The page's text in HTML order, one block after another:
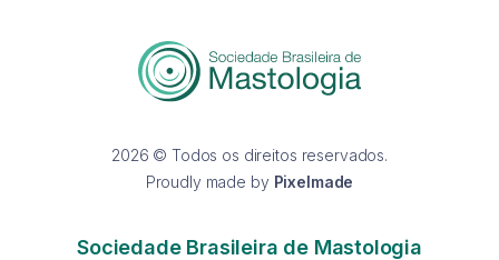
2026 © Todos os direitos reservados.
Proudly made by Pixelmade
Sociedade Brasileira de Mastologia